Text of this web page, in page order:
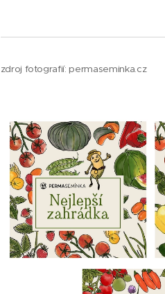
zdroj fotografií: permaseminka.cz